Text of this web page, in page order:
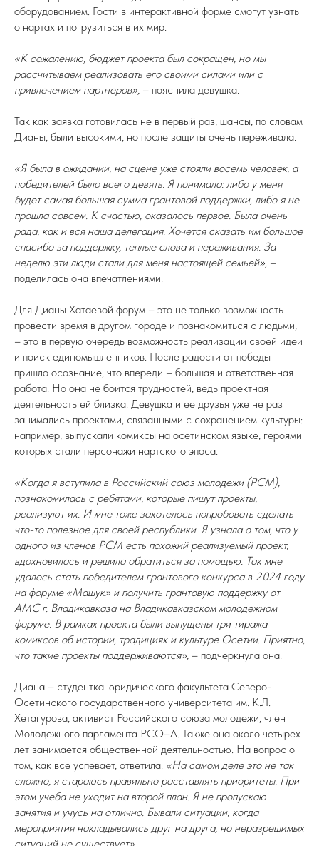
оборудованием. Гости в интерактивной форме смогут узнать
о нартах и погрузиться в их мир.
«К сожалению, бюджет проекта был сокращен, но мы
рассчитываем реализовать его своими силами или с
привлечением партнеров», – пояснила девушка.
Так как заявка готовилась не в первый раз, шансы, по словам
Дианы, были высокими, но после защиты очень переживала.
«Я была в ожидании, на сцене уже стояли восемь человек, а
победителей было всего девять. Я понимала: либо у меня
будет самая большая сумма грантовой поддержки, либо я не
прошла совсем. К счастью, оказалось первое. Была очень
рада, как и вся наша делегация. Хочется сказать им большое
спасибо за поддержку, теплые слова и переживания. За
неделю эти люди стали для меня настоящей семьей», –
поделилась она впечатлениями.
Для Дианы Хатаевой форум – это не только возможность
провести время в другом городе и познакомиться с людьми,
– это в первую очередь возможность реализации своей идеи
и поиск единомышленников. После радости от победы
пришло осознание, что впереди – большая и ответственная
работа. Но она не боится трудностей, ведь проектная
деятельность ей близка. Девушка и ее друзья уже не раз
занимались проектами, связанными с сохранением культуры:
например, выпускали комиксы на осетинском языке, героями
которых стали персонажи нартского эпоса.
«Когда я вступила в Российский союз молодежи (РСМ),
познакомилась с ребятами, которые пишут проекты,
реализуют их. И мне тоже захотелось попробовать сделать
что-то полезное для своей республики. Я узнала о том, что у
одного из членов РСМ есть похожий реализуемый проект,
вдохновилась и решила обратиться за помощью. Так мне
удалось стать победителем грантового конкурса в 2024 году
на форуме «Машук» и получить грантовую поддержку от
АМС г. Владикавказа на Владикавказском молодежном
форуме. В рамках проекта были выпущены три тиража
комиксов об истории, традициях и культуре Осетии. Приятно,
что такие проекты поддерживаются», – подчеркнула она.
Диана – студентка юридического факультета Северо-
Осетинского государственного университета им. К.Л.
Хетагурова, активист Российского союза молодежи, член
Молодежного парламента РСО–А. Также она около четырех
лет занимается общественной деятельностью. На вопрос о
том, как все успевает, ответила: «На самом деле это не так
сложно, я стараюсь правильно расставлять приоритеты. При
этом учеба не уходит на второй план. Я не пропускаю
занятия и учусь на отлично. Бывали ситуации, когда
мероприятия накладывались друг на друга, но неразрешимых